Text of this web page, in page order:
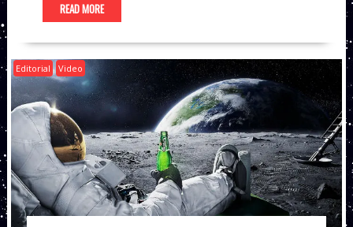
READ MORE
Editorial Video